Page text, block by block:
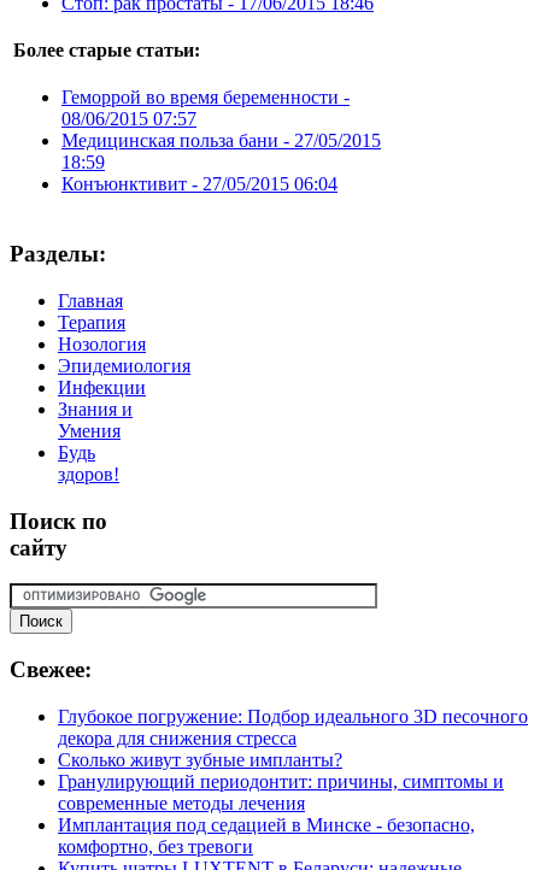
Более старые статьи:
Геморрой во время беременности -
08/06/2015 07:57
Медицинская польза бани - 27/05/2015
18:59
Конъюнктивит - 27/05/2015 06:04
Разделы:
Главная
Терапия
Нозология
Эпидемиология
Инфекции
Знания и
Умения
Будь
здоров!
Поиск по
сайту
Свежее:
Глубокое погружение: Подбор идеального 3D песочного
декора для снижения стресса
Сколько живут зубные импланты?
Гранулирующий периодонтит: причины, симптомы и
современные методы лечения
Имплантация под седацией в Минске - безопасно,
комфортно, без тревоги